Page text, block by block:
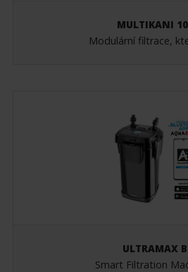
MULTIKANI
Modulární filtrace,
ULTRAMAX
Smart Filtration